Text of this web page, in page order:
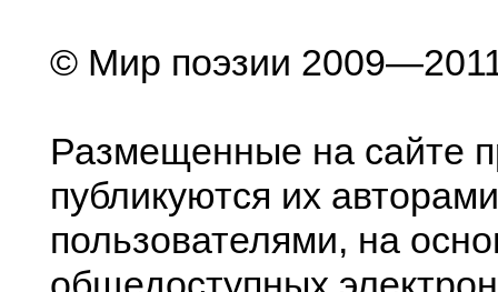
© Мир поэзии
Размещенные на сайте
публикуются их
пользователями, на